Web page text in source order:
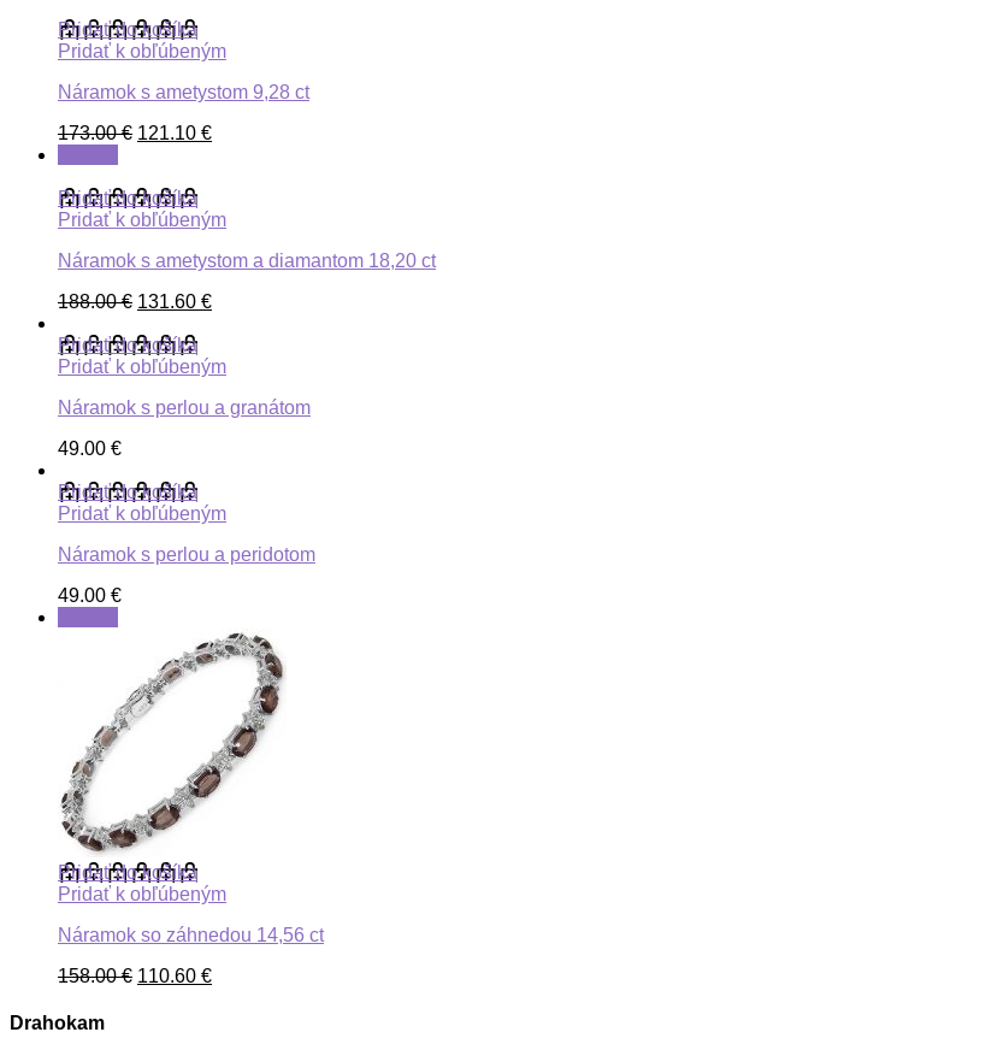
Pridať do košíka
Pridať k obľúbeným
Náramok s ametystom 9,28 ct
173.00€ 121.10 €
Pridať do košíka
Pridať k obľúbeným
Náramok s ametystom a diamantom 18,20 ct
188.00€ 131.60 €
Pridať do košíka
Pridať k obľúbeným
Náramok s perlou a granátom
49.00 €
Pridať do košíka
Pridať k obľúbeným
Náramok s perlou a peridotom
49.00 €
Pridať do košíka
Pridať k obľúbeným
Náramok so záhnedou 14,56 ct
158.00€ 110.60 €
Drahokam